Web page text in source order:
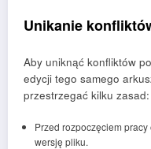
Unikanie
Aby uniknąć konfliktów
edycji tego samego
przestrzegać kilku zasad:
Przed rozpoczęciem
wersję pliku.